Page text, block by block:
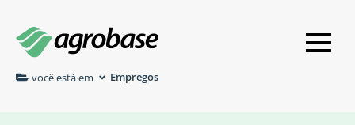
você está em Empregos